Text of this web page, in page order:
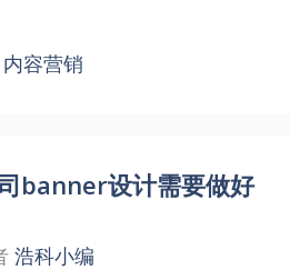
内容营销
banner设计需要做好
浩科小编